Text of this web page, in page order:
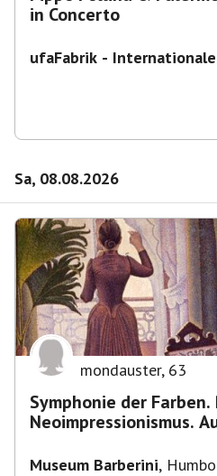
in Concerto
ufaFabrik -
Sa, 08.08.2026
mondauster, 63
Symphonie der
Neoimpressionismus.
Museum Barberini,